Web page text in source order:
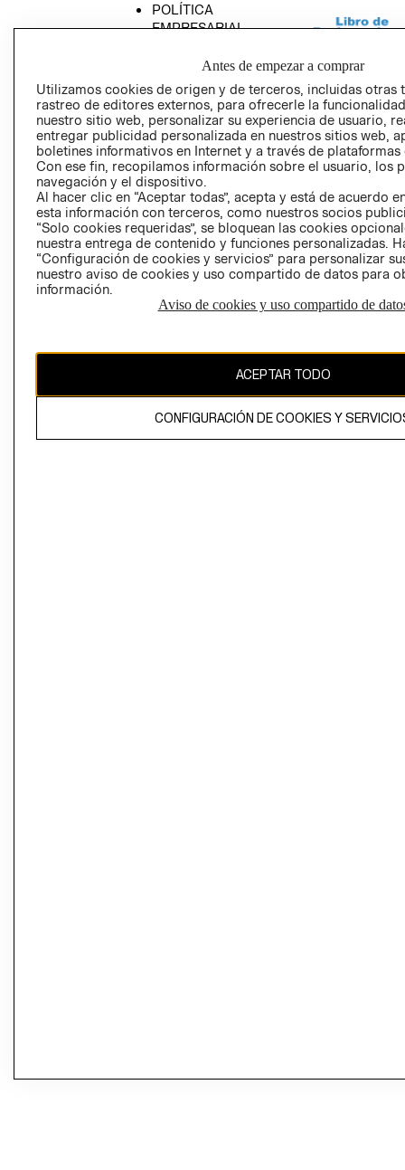
POLÍTICA
EMPRESARIAL
AVISO DE
PRIVACIDAD
GIFT CARD
El contenido de esta página web está protegido por copyright y es
Antes de empezar a comprar
Utilizamos cookies de origen y de terceros, incluidas otras
rastreo de editores externos, para ofrecerle la
nuestro sitio web, personalizar su experiencia de usuario,
entregar publicidad personalizada en nuestros sitios web,
boletines informativos en Internet y a través de plataformas
Con ese fin, recopilamos información sobre el usuario, los
navegación y el dispositivo.
Al hacer clic en “Aceptar todas”, acepta y está de acuerdo
esta información con terceros, como nuestros socios
“Solo cookies requeridas”, se bloquean las cookies
nuestra entrega de contenido y funciones personalizadas.
“Configuración de cookies y servicios” para personalizar
nuestro aviso de cookies y uso compartido de datos para
información.
Aviso de cookies y uso compartido de
ACEPTAR TODO
CONFIGURACIÓN DE COOKIES Y